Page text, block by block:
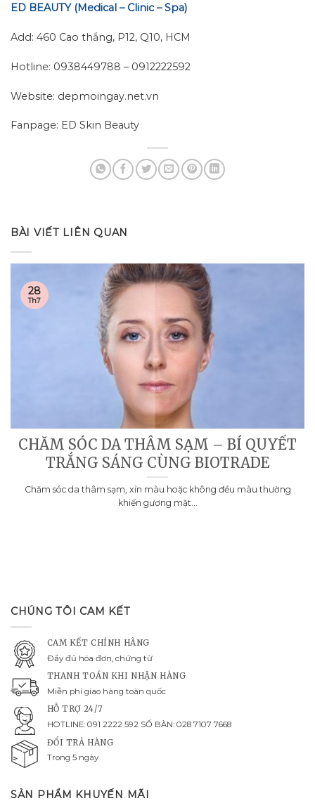
ED BEAUTY (Medical – Clinic – Spa)
Add: 460 Cao thắng, P12, Q10, HCM
Hotline: 0938449788 – 0912222592
Website: depmoingay.net.vn
Fanpage: ED Skin Beauty
BÀI VIẾT LIÊN QUAN
CHĂM SÓC DA THÂM SẠM – BÍ QUYẾT
TRẮNG SÁNG CÙNG BIOTRADE
Chăm sóc da thâm sạm, xỉn màu hoặc không đều màu thường
khiến gương mặt...
28
Th7
CHÚNG TÔI CAM KẾT
CAM KẾT CHÍNH HÃNG
Đầy đủ hóa đơn, chứng từ
THANH TOÁN KHI NHẬN HÀNG
Miễn phí giao hàng toàn quốc
HỖ TRỢ 24/7
HOTLINE: 091 2222 592 SỐ BÀN: 028 7107 7668
ĐỔI TRẢ HÀNG
Trong 5 ngày
SẢN PHẨM KHUYẾN MÃI